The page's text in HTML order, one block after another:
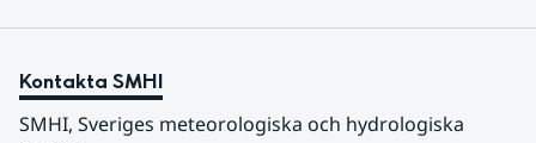
Kontakta SMHI
SMHI, Sveriges meteorologiska och hydrologiska